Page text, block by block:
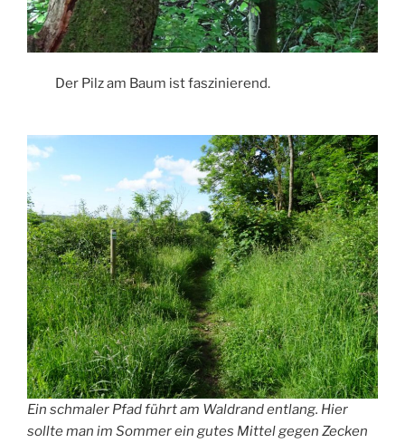
Der Pilz am Baum ist faszinierend.
Ein schmaler Pfad führt am Waldrand entlang. Hier
sollte man im Sommer ein gutes Mittel gegen Zecken